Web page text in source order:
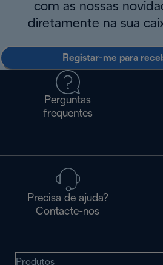
com as nossas
diretamente na sua
Registar-me para
Perguntas
frequentes
Precisa de ajuda?
Contacte-nos
Produtos